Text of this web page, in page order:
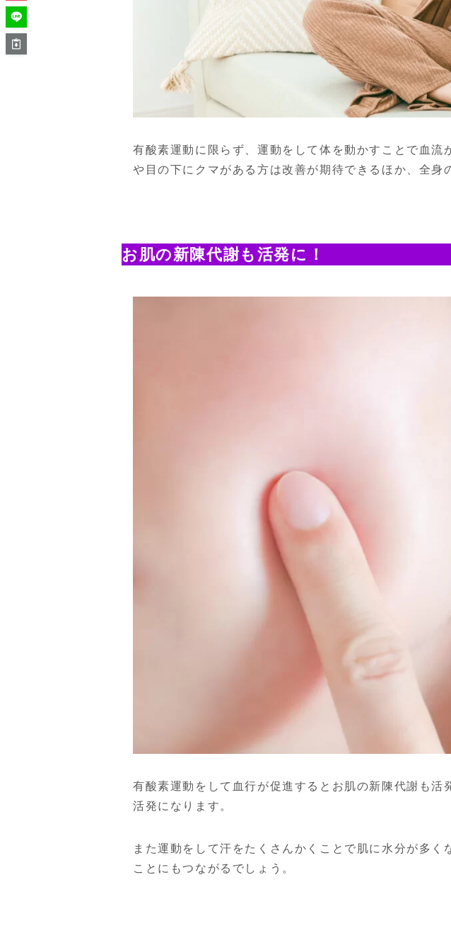
有酸素運動に限らず、運動をして体を動かすことで血
や目の下にクマがある方は改善が期待できるほか、全身
お肌の新陳代謝も活発に！
有酸素運動をして血行が促進するとお肌の新陳代謝も
活発になります。
また運動をして汗をたくさんかくことで肌に水分が多
ことにもつながるでしょう。